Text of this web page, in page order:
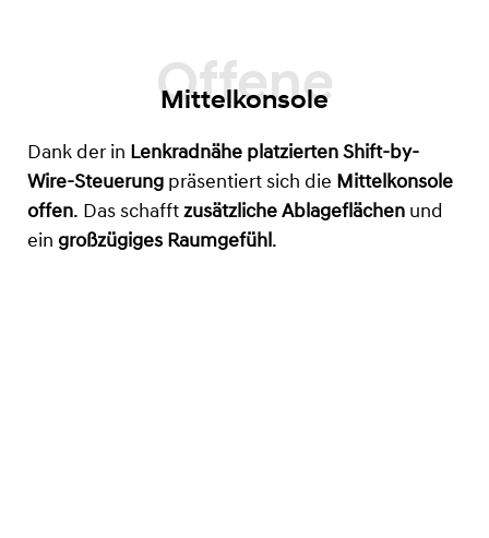
Mittelkonsole
Dank der in Lenkradnähe platzierten Shift-by-
Wire-Steuerung präsentiert sich die Mittelkonsole
offen. Das schafft zusätzliche Ablageflächen und
ein großzügiges Raumgefühl.